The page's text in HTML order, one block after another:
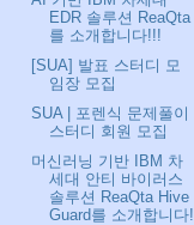
EDR 솔루션 ReaQta
를 소개합니다!!!
[SUA] 발표 스터디 모
임장 모집
SUA | 포렌식 문제풀이
스터디 회원 모집
머신러닝 기반 IBM 차
세대 안티 바이러스
솔루션 ReaQta Hive
Guard를 소개합니다!